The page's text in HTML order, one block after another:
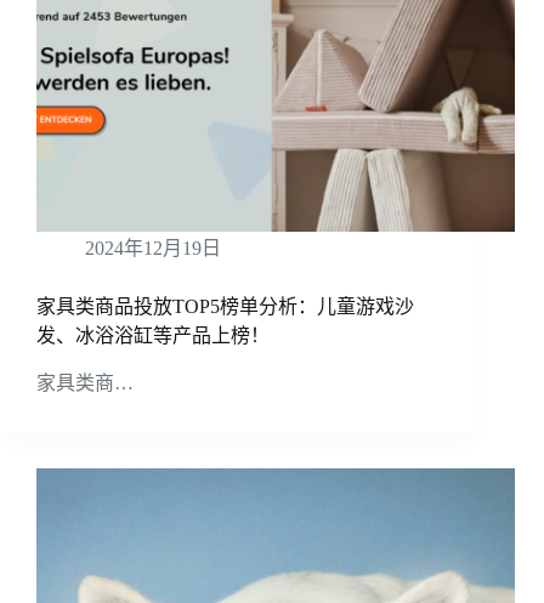
2024年12月19日
家具类商品投放TOP5榜单分析：儿童游戏沙
发、冰浴浴缸等产品上榜！
家具类商…